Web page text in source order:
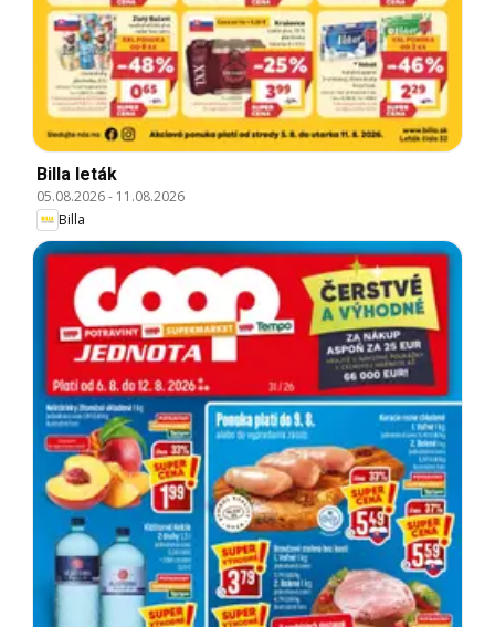
Billa leták
05.08.2026- 11.08.2026
Billa